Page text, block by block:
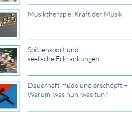
Musiktherapie: Kraft der Musik
Spitzensport und
seelische Erkrankungen
Dauerhaft müde und erschöpft –
Warum, was nun, was tun?